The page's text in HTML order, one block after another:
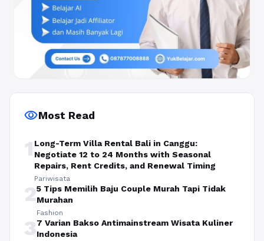
visibilityMost Read
1 Long-Term Villa Rental Bali in Canggu:
Negotiate 12 to 24 Months with Seasonal
Repairs, Rent Credits, and Renewal Timing
Pariwisata
25 Tips Memilih Baju Couple Murah Tapi Tidak
Murahan
Fashion
37 Varian Bakso Antimainstream Wisata Kuliner
Indonesia